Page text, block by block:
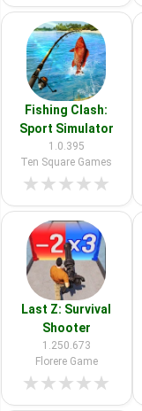
Fishing Clash:
Sport Simulator
1.0.395
Ten Square Games
★★★★★
Last Z: Survival
Shooter
1.250.673
Florere Game
★★★★★